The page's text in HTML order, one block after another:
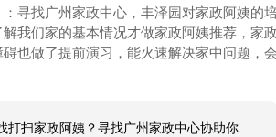
：寻找广州家政中心，丰泽园对家政阿姨的
我们家的基本情况才做家政阿姨推荐，家
也做了提前演习，能火速解决家中问题，
打扫家政阿姨？寻找广州家政中心协助你